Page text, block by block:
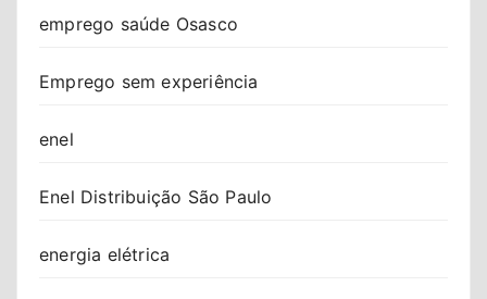
emprego saúde Osasco
Emprego sem experiência
enel
Enel Distribuição São Paulo
energia elétrica